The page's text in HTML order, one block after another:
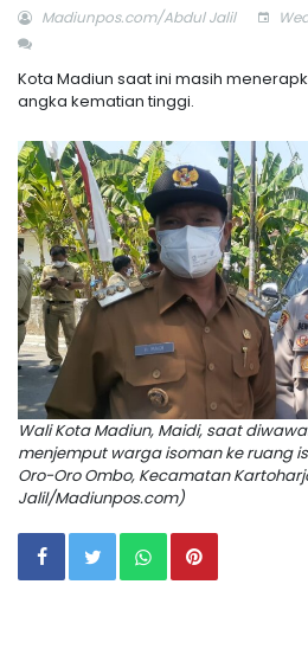
Madiunpos.com/Abdul Jalil
Kota Madiun saat ini masih
angka kematian tinggi.
Wali Kota Madiun, Maidi, saat
menjemput warga isoman ke ruang
Oro-Oro Ombo, Kecamatan
Jalil/Madiunpos.com)